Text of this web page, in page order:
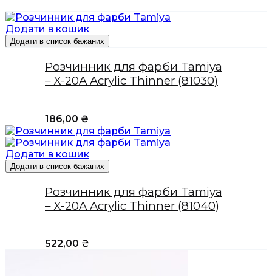
Додати в кошик
Додати в список бажаних
Розчинник для фарби Tamiya
– X-20A Acrylic Thinner (81030)
186,00 ₴
Додати в кошик
Додати в список бажаних
Розчинник для фарби Tamiya
– X-20A Acrylic Thinner (81040)
522,00 ₴